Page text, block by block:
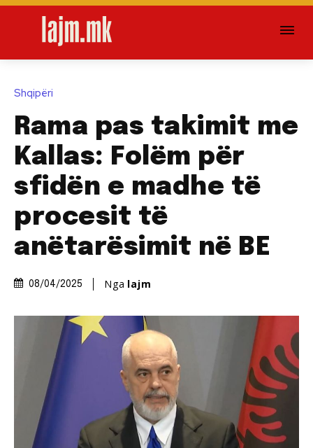
Shqipëri
Rama pas takimit me
Kallas: Folëm për
sfidën e madhe të
procesit të
anëtarësimit në BE
08/04/2025 Nga lajm